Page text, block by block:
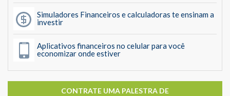
Simuladores Financeiros e calculadoras te ensinam a
investir
Aplicativos financeiros no celular para você
economizar onde estiver
CONTRATE UMA PALESTRA DE